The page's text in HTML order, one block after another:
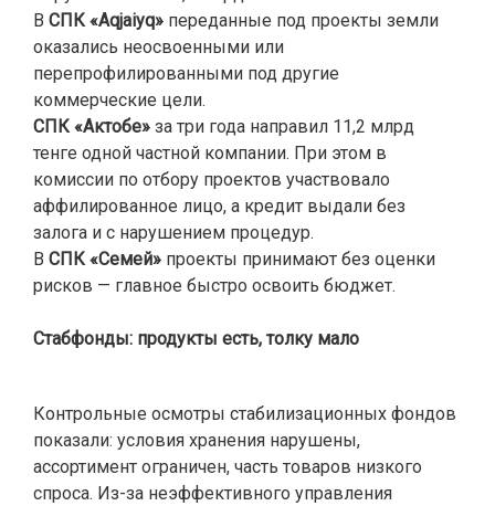
В СПК «Aqjaiyq» переданные под проекты земли
оказались неосвоенными или
перепрофилированными под другие
коммерческие цели.
СПК «Актобе» за три года направил 11,2 млрд
тенге одной частной компании. При этом в
комиссии по отбору проектов участвовало
аффилированное лицо, а кредит выдали без
залога и с нарушением процедур.
В СПК «Семей» проекты принимают без оценки
рисков — главное быстро освоить бюджет.
Стабфонды: продукты есть, толку мало
Контрольные осмотры стабилизационных фондов
показали: условия хранения нарушены,
ассортимент ограничен, часть товаров низкого
спроса. Из-за неэффективного управления